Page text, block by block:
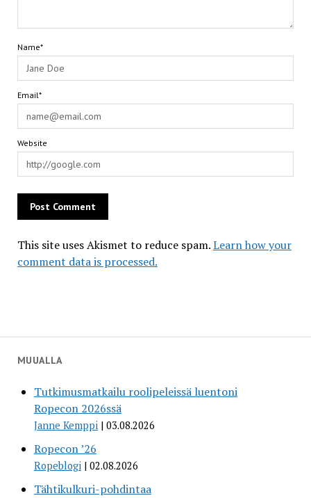
MUUALLA
Tutkimusmatkailu roolipeleissä luentoni
Ropecon 2026ssä
Janne Kemppi 03.08.2026
Ropecon ’26
Ropeblogi 02.08.2026
Tähtikulkuri-pohdintaa
Name*
Email*
Website
This site uses Akismet to reduce spam.Learn how your
comment data is processed.